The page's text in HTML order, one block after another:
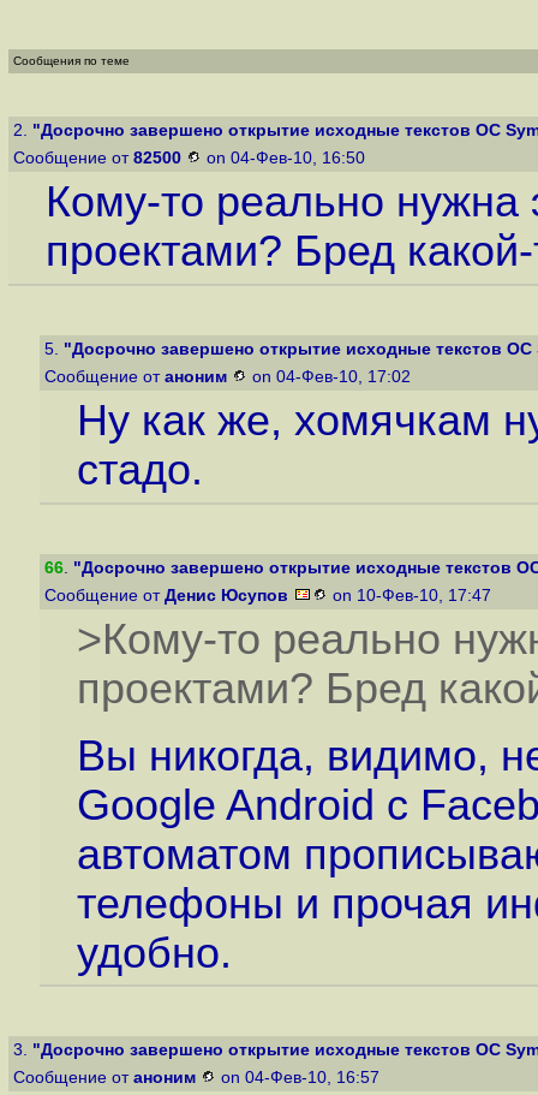
Сообщения по теме
2. "Досрочно завершено открытие исходные текстов ОС
Сообщение от 82500 on 04-Фев-10, 16:50
Кому-то реально нужна
проектами? Бред
5. "Досрочно завершено открытие исходные текстов ОС
Сообщение от аноним on 04-Фев-10, 17:02
Ну как же, хомячкам
стадо.
66. "Досрочно завершено открытие исходные текстов
Сообщение от Денис Юсупов on 10-Фев-10, 17:47
>Кому-то реально
проектами? Бред
Вы никогда, видимо,
Google Android с
автоматом
телефоны и прочая
удобно.
3. "Досрочно завершено открытие исходные текстов ОС
Сообщение от аноним on 04-Фев-10, 16:57